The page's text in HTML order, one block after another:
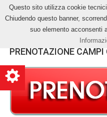
PRENOTAZIONE CAMPI
Questo sito utilizza cookie
Chiudendo questo banner,
suo elemento acconsenti